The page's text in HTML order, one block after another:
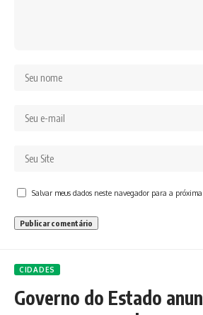
Salvar meus dados neste navegador para a
CIDADES
Governo do Estado